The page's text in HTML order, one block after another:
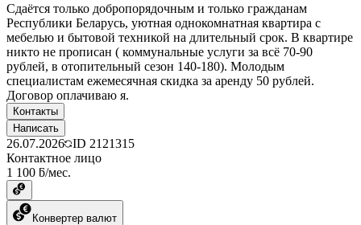
Сдаётся только добропорядочным и только гражданам
Республики Беларусь, уютная однокомнатная квартира с
мебелью и бытовой техникой на длительный срок. В квартире
никто не прописан ( коммунальные услуги за всё 70-90
рублей, в отопительный сезон 140-180). Молодым
специалистам ежемесячная скидка за аренду 50 рублей.
Договор оплачиваю я.
Контакты
Написать
26.07.2026 ID 2121315
Контактное лицо
1 100 ƃ/мес.
Конвертер валют